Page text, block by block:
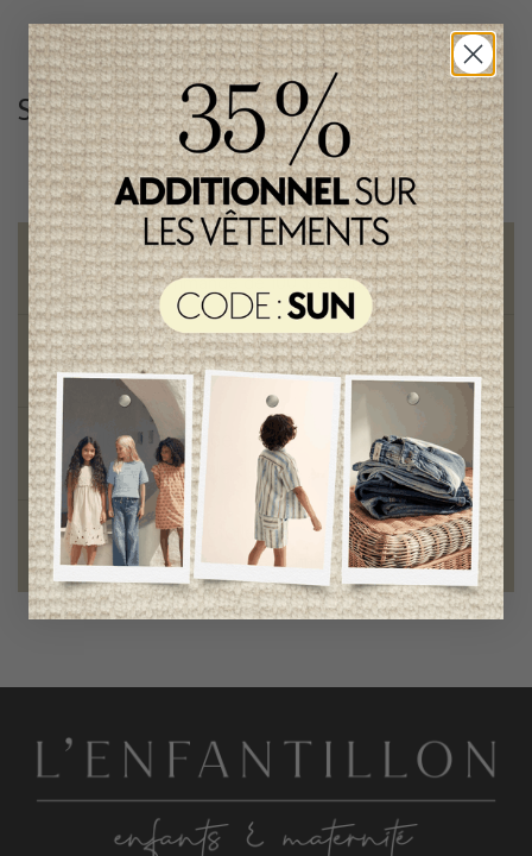
Suivez-nous@lenfantillon
Livraison gratuite
sur toute commande de 100 $ et plus
Vêtements chics et tendances
pour mamans et enfants
Style et élégance
qualité remarquable
Fondation des étoiles
fiers de collaborer à une bonne cause